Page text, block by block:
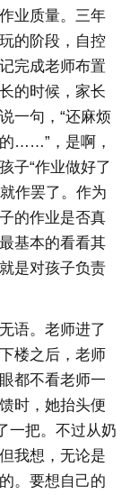
业质量。三年
的阶段，自控
完成老师布置
的时候，家长
一句，“还麻烦
……”，是啊，
子“作业做好了
作罢了。作为
的作业是否真
基本的看看其
是对孩子负责
语。老师进了
楼之后，老师
都不看老师一
时，她抬头便
一把。不过从奶
我想，无论是
。要想自己的